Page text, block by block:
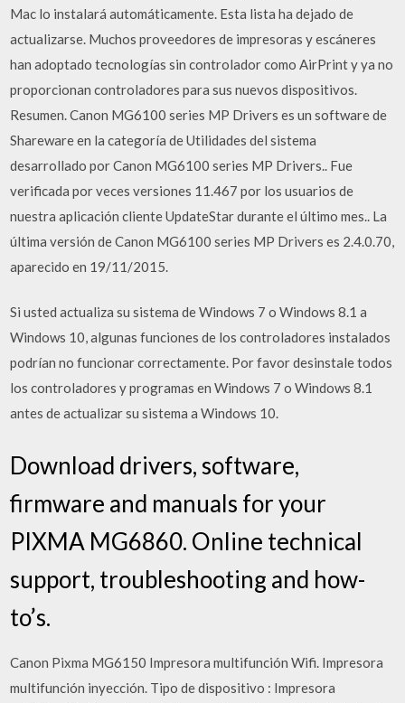
Mac lo instalará automáticamente. Esta lista ha dejado de
actualizarse. Muchos proveedores de impresoras y escáneres
han adoptado tecnologías sin controlador como AirPrint y ya no
proporcionan controladores para sus nuevos dispositivos.
Resumen. Canon MG6100 series MP Drivers es un software de
Shareware en la categoría de Utilidades del sistema
desarrollado por Canon MG6100 series MP Drivers.. Fue
verificada por veces versiones 11.467 por los usuarios de
nuestra aplicación cliente UpdateStar durante el último mes.. La
última versión de Canon MG6100 series MP Drivers es 2.4.0.70,
aparecido en 19/11/2015.
Si usted actualiza su sistema de Windows 7 o Windows 8.1 a
Windows 10, algunas funciones de los controladores instalados
podrían no funcionar correctamente. Por favor desinstale todos
los controladores y programas en Windows 7 o Windows 8.1
antes de actualizar su sistema a Windows 10.
Download drivers, software,
firmware and manuals for your
PIXMA MG6860. Online technical
support, troubleshooting and how-
to’s.
Canon Pixma MG6150 Impresora multifunción Wifi. Impresora
multifunción inyección. Tipo de dispositivo : Impresora